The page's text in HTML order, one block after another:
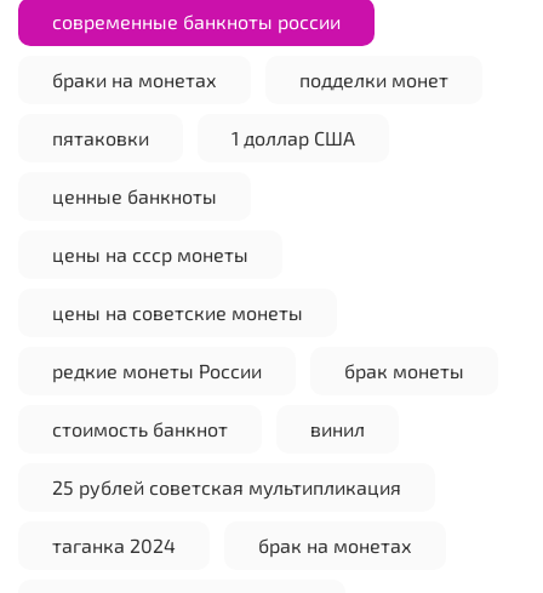
современные банкноты россии
браки на монетах подделки монет
пятаковки 1 доллар США
ценные банкноты
цены на ссср монеты
цены на советские монеты
редкие монеты России брак монеты
стоимость банкнот винил
25 рублей советская мультипликация
таганка 2024 брак на монетах